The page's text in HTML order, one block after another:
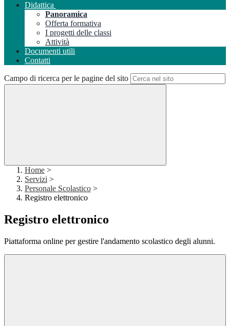
Didattica
Panoramica
Offerta formativa
I progetti delle classi
Attività
Documenti utili
Contatti
Campo di ricerca per le pagine del sito
Home >
Servizi >
Personale Scolastico >
Registro elettronico
Registro elettronico
Piattaforma online per gestire l'andamento scolastico degli alunni.